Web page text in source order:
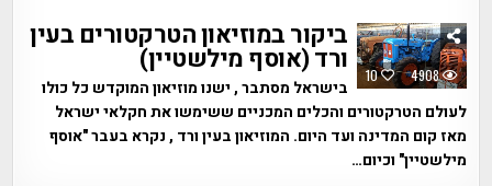
10 4908
ביקור במוזיאון הטרקטורים בעין
ורד (אוסף מילשטיין)
בישראל מסתבר , ישנו מוזיאון המוקדש כל כולו
לעולם הטרקטורים והכלים המכניים ששימשו את חקלאי ישראל
מאז קום המדינה ועד היום. המוזיאון בעין ורד , נקרא בעבר "אוסף
מילשטיין" וכיום…